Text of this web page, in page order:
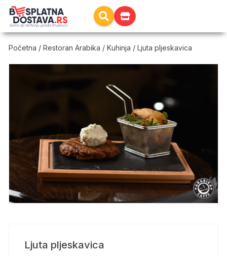
Početna /Restoran Arabika /Kuhinja / Ljuta pljeskavica
Ljuta pljeskavica